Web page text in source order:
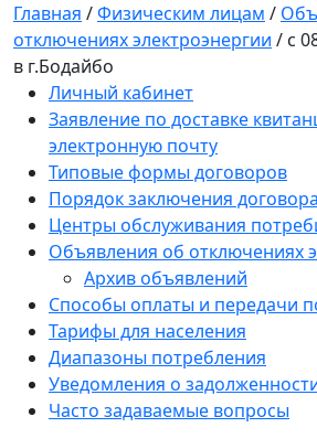
Главная /Физическим лицам /
отключениях электроэнергии / с
в г.Бодайбо
Личный кабинет
Заявление по доставке
электронную почту
Типовые формы договоров
Порядок заключения
Центры обслуживания
Объявления об отключениях
Архив объявлений
Способы оплаты и передачи
Тарифы для населения
Диапазоны потребления
Уведомления о
Часто задаваемые вопросы